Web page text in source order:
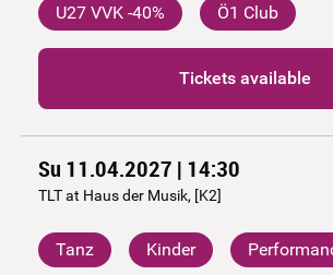
U27 VVK -40% Ö1 Club
Tickets available
Su 11.04.2027 | 14:30
TLT at Haus der Musik, [K2]
Tanz Kinder